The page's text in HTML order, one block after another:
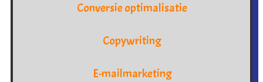
Conversie optimalisatie
Copywriting
E-mailmarketing